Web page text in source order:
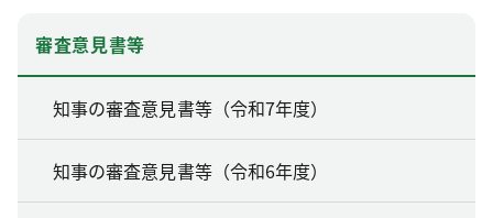
審査意見書等
知事の審査意見書等（令和7年度）
知事の審査意見書等（令和6年度）